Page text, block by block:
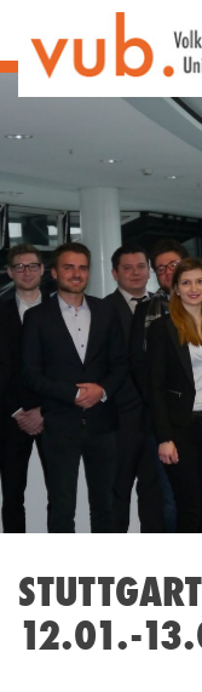
12.01.-